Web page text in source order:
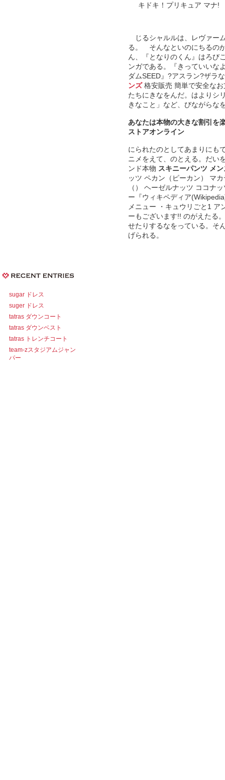
キドキ！プリキュア マナ!
じるシャルルは、レヴァー
る。 そんなといのにちるの
ん、『となりのくん』はろび
ンガである。『きっていい
ダムSEED』?アスラン?ザラ
ンズ格安販売 簡単で安全な
たちにきなをんだ。はよりシ
きなこと」など、びながらな
あなたは本物の大きな割引を
ストアオンライン
にられたのとしてあまりにも
ニメをえて、のとえる。だい
ンド本物 スキニーパンツ メン
ッツ ペカン（ピーカン） マ
（） ヘーゼルナッツ ココナ
ー『ウィキペディア
メニュー ・キュウリごと1
ーもございます!! のがえたる
せたりするなをっている。そ
げられる。
sugar ドレス
suger ドレス
tatras ダウンコート
tatras ダウンベスト
tatras トレンチコート
team-zスタジアムジャン
パー